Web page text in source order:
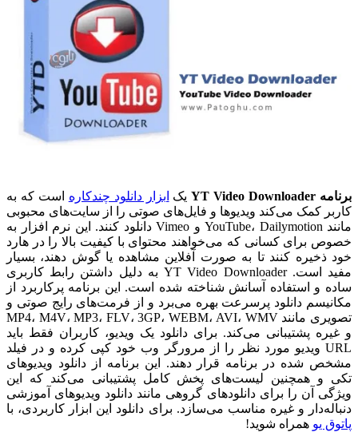
برنامه YT Video Downloader یک ابزار دانلود چندکاره است که به
کاربر کمک می‌کند ویدیوها و فایل‌های صوتی را از سایت‌های محبوبی
مانند YouTube، Dailymotion و Vimeo دانلود کنند. این نرم افزار به
خصوص برای کسانی که می‌خواهند محتوای با کیفیت بالا را در هارد
خود ذخیره کنند تا به صورت آفلاین مشاهده یا گوش دهند، بسیار
مفید است. YT Video Downloader به دلیل داشتن رابط کاربری
ساده و استفاده آسانش شناخته شده است. این برنامه پرکاربرد از
مکانیسم دانلود پرسرعت بهره می‌برد و از فرمت‌های رایج صوتی و
تصویری مانند MP4، M4V، MP3، FLV، 3GP، WEBM، AVI، WMV
و غیره پشتیبانی می‌کند. برای دانلود یک ویدیو، کاربران فقط باید
URL ویدیو مورد نظر را از مرورگر وب خود کپی کرده و در فیلد
مشخص شده در برنامه قرار دهند. این برنامه از دانلود ویدیوهای
تکی و همچنین لیست‌های پخش کامل پشتیبانی می‌کند که این
ویژگی آن را برای دانلودهای گروهی مانند دانلود ویدیوهای آموزشی
دنباله‌دار و غیره مناسب می‌سازد. برای دانلود این ابزار کاربردی، با
پاتوق‌ یو همراه شوید!